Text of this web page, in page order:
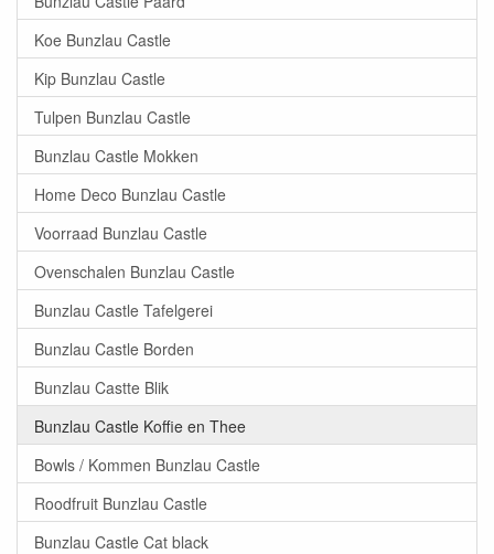
Koe Bunzlau Castle
Kip Bunzlau Castle
Tulpen Bunzlau Castle
Bunzlau Castle Mokken
Home Deco Bunzlau Castle
Voorraad Bunzlau Castle
Ovenschalen Bunzlau Castle
Bunzlau Castle Tafelgerei
Bunzlau Castle Borden
Bunzlau Castte Blik
Bunzlau Castle Koffie en Thee
Bowls / Kommen Bunzlau Castle
Roodfruit Bunzlau Castle
Bunzlau Castle Cat black